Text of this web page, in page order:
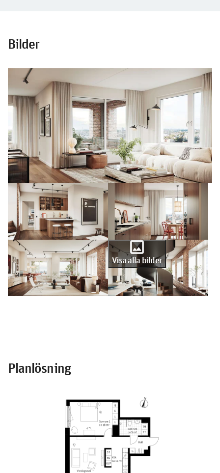
Bilder
photo
Visa alla bilder
Planlösning